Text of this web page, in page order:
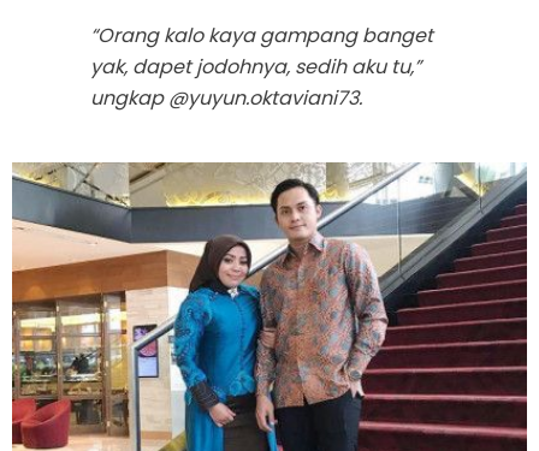
“Orang kalo kaya gampang banget
yak, dapet jodohnya, sedih aku tu,”
ungkap @yuyun.oktaviani73.